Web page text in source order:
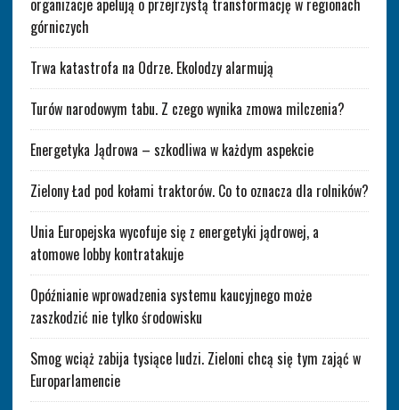
organizacje apelują o przejrzystą transformację w regionach
górniczych
Trwa katastrofa na Odrze. Ekolodzy alarmują
Turów narodowym tabu. Z czego wynika zmowa milczenia?
Energetyka Jądrowa – szkodliwa w każdym aspekcie
Zielony Ład pod kołami traktorów. Co to oznacza dla rolników?
Unia Europejska wycofuje się z energetyki jądrowej, a
atomowe lobby kontratakuje
Opóźnianie wprowadzenia systemu kaucyjnego może
zaszkodzić nie tylko środowisku
Smog wciąż zabija tysiące ludzi. Zieloni chcą się tym zająć w
Europarlamencie